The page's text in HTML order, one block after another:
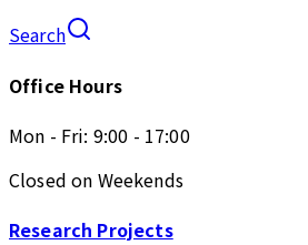
Search
Office Hours
Mon - Fri: 9:00 - 17:00
Closed on Weekends
Research Projects